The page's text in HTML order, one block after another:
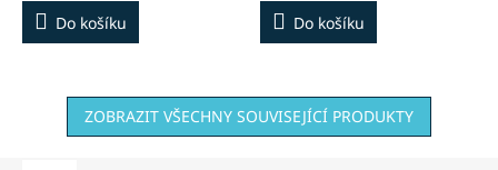
Do košíku Do košíku
ZOBRAZIT VŠECHNY SOUVISEJÍCÍ PRODUKTY